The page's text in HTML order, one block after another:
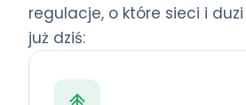
regulacje, o które sieci i
już dziś: